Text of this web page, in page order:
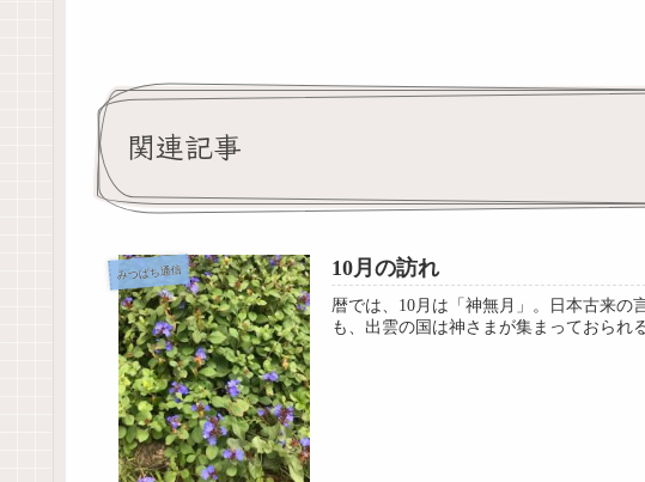
関連記事
みつばち通信 10月の訪れ
暦では、10月は「神無月」。日本古来
も、出雲の国は神さまが集まっておられ